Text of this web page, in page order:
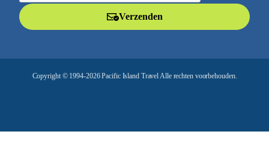
a
Verzenden
Copyright © 1994-2026 Pacific Island Travel Alle rechten voorbehouden.